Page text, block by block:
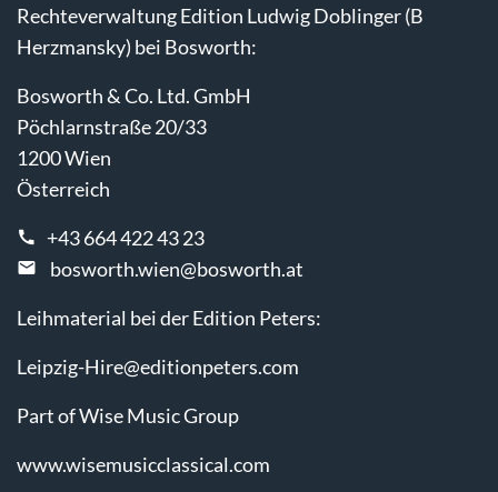
Rechteverwaltung Edition Ludwig Doblinger (B
Herzmansky) bei Bosworth:
Bosworth & Co. Ltd. GmbH
Pöchlarnstraße 20/33
1200 Wien
Österreich
+43 664 422 43 23
bosworth.wien@bosworth.at
Leihmaterial bei der Edition Peters:
Leipzig-Hire@editionpeters.com
Part of Wise Music Group
www.wisemusicclassical.com